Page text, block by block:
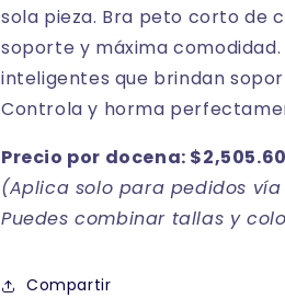
sola pieza. Bra peto corto de
soporte y máxima comodidad.
inteligentes que brindan
Controla y horma
Precio por docena:
(Aplica solo para pedidos vía
Puedes combinar tallas y
Compartir